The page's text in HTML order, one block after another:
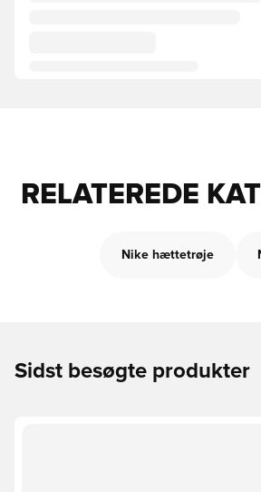
RELATEREDE
Nike hættetrøje
Sidst besøgte produkter